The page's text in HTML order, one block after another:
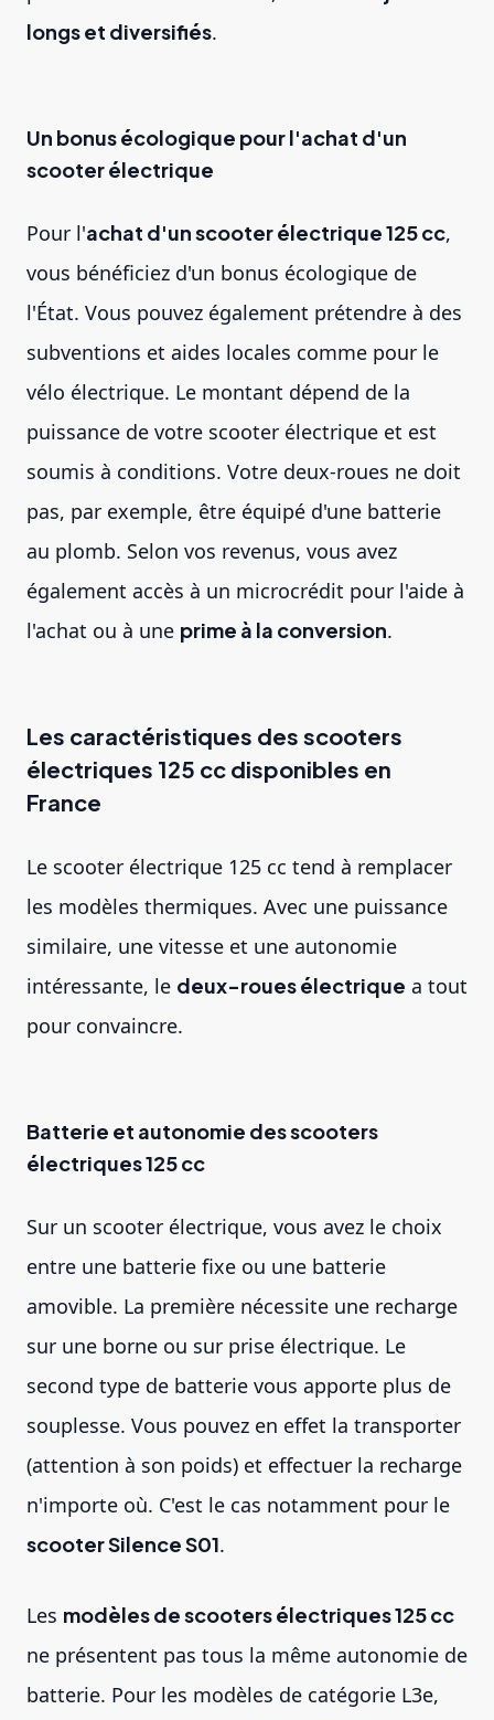
longs et diversifiés.
Un bonus écologique pour l'achat d'un
scooter électrique
Pour l'achat d'un scooter électrique 125 cc,
vous bénéficiez d'un bonus écologique de
l'État. Vous pouvez également prétendre à des
subventions et aides locales comme pour le
vélo électrique. Le montant dépend de la
puissance de votre scooter électrique et est
soumis à conditions. Votre deux-roues ne doit
pas, par exemple, être équipé d'une batterie
au plomb. Selon vos revenus, vous avez
également accès à un microcrédit pour l'aide à
l'achat ou à une prime à la conversion.
Les caractéristiques des scooters
électriques 125 cc disponibles en
France
Le scooter électrique 125 cc tend à remplacer
les modèles thermiques. Avec une puissance
similaire, une vitesse et une autonomie
intéressante, le deux-roues électrique a tout
pour convaincre.
Batterie et autonomie des scooters
électriques 125 cc
Sur un scooter électrique, vous avez le choix
entre une batterie fixe ou une batterie
amovible. La première nécessite une recharge
sur une borne ou sur prise électrique. Le
second type de batterie vous apporte plus de
souplesse. Vous pouvez en effet la transporter
(attention à son poids) et effectuer la recharge
n'importe où. C'est le cas notamment pour le
scooter Silence S01.
Les modèles de scooters électriques 125 cc
ne présentent pas tous la même autonomie de
batterie. Pour les modèles de catégorie L3e,